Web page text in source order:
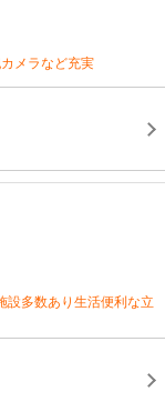
メラなど充実
多数あり生活便利な立